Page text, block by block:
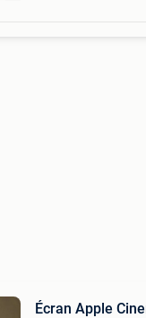
Écran Apple